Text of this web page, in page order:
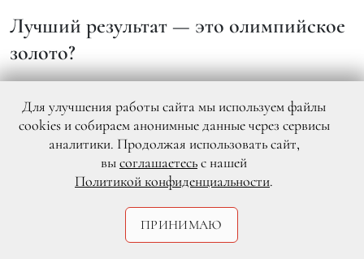
Лучший результат — это олимпийское
золото?
рекорд. (Улыбается.)
Стиль: Полина Шабельникова
Макияж: Фирюза Урусова/Агентство
«Форум». Московский клуб
Для улучшения работы сайта мы используем файлы
cookies и собираем анонимные данные через сервисы
аналитики. Продолжая использовать сайт,
высоглашаетесьс нашей
Политикой конфиденциальности.
ПРИНИМАЮ